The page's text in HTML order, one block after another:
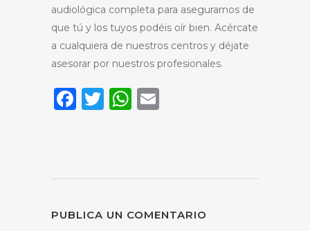
audiológica completa para asegurarnos de
que tú y los tuyos podéis oír bien. Acércate
a cualquiera de nuestros centros y déjate
asesorar por nuestros profesionales.
Facebook
Twitter
WhatsApp
PUBLICA UN COMENTARIO